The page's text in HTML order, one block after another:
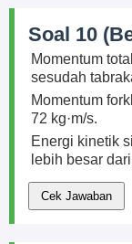
Soal 10
Momentum
sesudah
Momentum
72 kg·m/s.
Energi kinetik
lebih besar
Cek Jawaban